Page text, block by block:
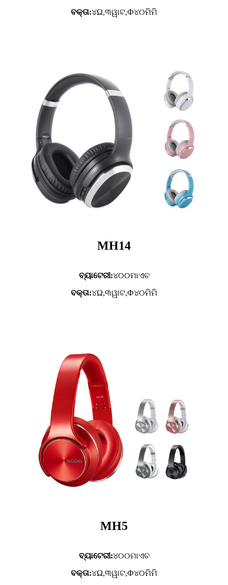
ବକ୍ତା:୪Ω,୩ୱାଟ,Ф୪୦ମିମି
MH14
ବ୍ୟାଟେରୀ:୪୦୦ମାଏଚ
ବକ୍ତା:୪Ω,୩ୱାଟ,Ф୪୦ମିମି
MH5
ବ୍ୟାଟେରୀ:୪୦୦ମାଏଚ
ବକ୍ତା:୪Ω,୩ୱାଟ,Ф୪୦ମିମି